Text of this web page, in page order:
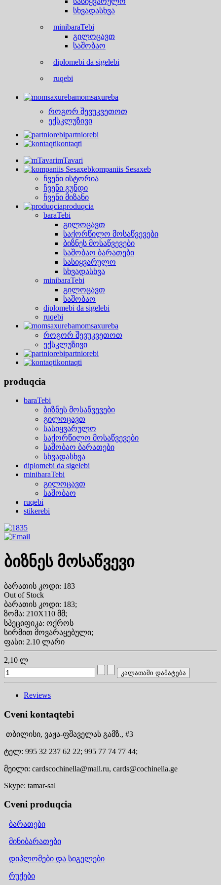
სხვადასხვა
minibaraTebi
გილოცავთ
საშობაო
diplomebi da sigelebi
ruqebi
momsaxureba
როგორ შევუკვეთოთ
ექსკლუზივი
partniorebi
kontaqti
mTavari
kompaniis Sesaxeb
ჩვენი ისტორია
ჩვენი გუნდი
ჩვენი მიზანი
produqcia
baraTebi
გილოცავთ
საქორწილო მოსაწვევები
ბიზნეს მოსაწვევები
საშობაო ბარათები
სასიყვარულო
სხვადასხვა
minibaraTebi
გილოცავთ
საშობაო
diplomebi da sigelebi
ruqebi
momsaxureba
როგორ შევუკვეთოთ
ექსკლუზივი
partniorebi
kontaqti
produqcia
baraTebi
ბიზნეს მოსაწვევები
გილოცავთ
სასიყვარულო
საქორწილო მოსაწვევები
საშობაო ბარათები
სხვადასხვა
diplomebi da sigelebi
minibaraTebi
გილოცავთ
საშობაო
ruqebi
stikerebi
ბიზნეს მოსაწვევი
ბარათის კოდი: 183
Out of Stock
ბარათის კოდი: 183;
ზომა: 210X110 მმ;
სპეციფიკა: ოქროს
სირმით მოვარაყებული;
ფასი: 2.10 ლარი
2,10 ლ
Reviews
Cveni kontaqtebi
თბილისი, ვაჟა-ფშაველას გამზ., #3
ტელ: 995 32 237 62 22; 995 77 74 77 44;
მეილი: cardscochinella@mail.ru, cards@cochinella.ge
Skype: tamar-sal
Cveni produqcia
ბარათები
მინიბარათები
დიპლომები და სიგელები
რუქები